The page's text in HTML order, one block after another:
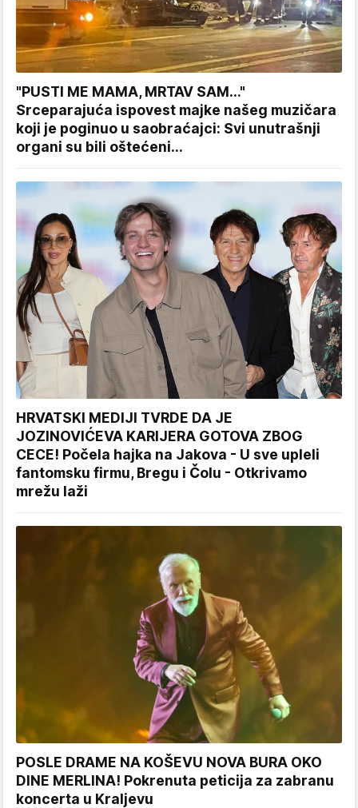
"PUSTI ME MAMA, MRTAV SAM..."
Srceparajuća ispovest majke našeg muzičara
koji je poginuo u saobraćajci: Svi unutrašnji
organi su bili oštećeni...
HRVATSKI MEDIJI TVRDE DA JE
JOZINOVIĆEVA KARIJERA GOTOVA ZBOG
CECE! Počela hajka na Jakova - U sve upleli
fantomsku firmu, Bregu i Čolu - Otkrivamo
mrežu laži
POSLE DRAME NA KOŠEVU NOVA BURA OKO
DINE MERLINA! Pokrenuta peticija za zabranu
koncerta u Kraljevu